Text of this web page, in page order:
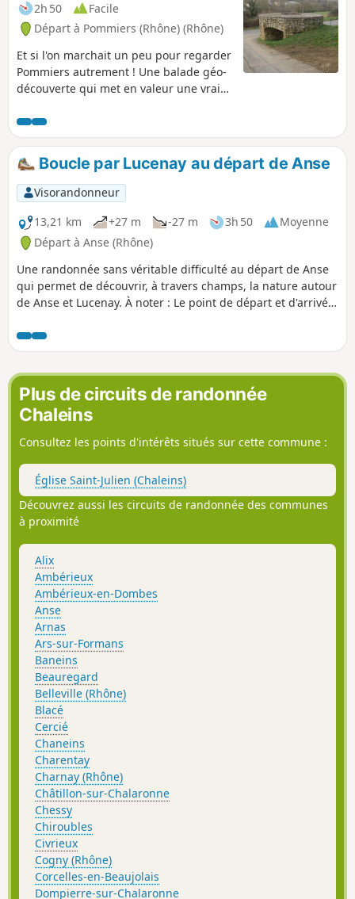
2h 50
Facile
Départ à Pommiers (Rhône) (Rhône)
Et si l'on marchait un peu pour regarder
Pommiers autrement ! Une balade géo-
découverte qui met en valeur une vraie
autour de Pommiers. Ce circuit qui a fait
l'objet d'un géo-événement en 2021
mérite vraiment un détour.
Boucle par Lucenay au départ de Anse
Visorandonneur
13,21 km
+27 m -27 m 3h 50
Moyenne
Départ à Anse (Rhône)
Une randonnée sans véritable difficulté au départ de Anse
qui permet de découvrir, à travers champs, la nature autour
de Anse et Lucenay. À noter : Le point de départ et d'arrivée
permet de rejoindre cette commune en train. Sinon, en
voiture, le parking est gratuit. Problème de passage bloqué
en (7), voir les avis
Plus de circuits de randonnée
Chaleins
Consultez les points d'intérêts situés sur cette commune :
Église Saint-Julien (Chaleins)
Découvrez aussi les circuits de randonnée des communes
à proximité
Alix
Ambérieux
Ambérieux-en-Dombes
Anse
Arnas
Ars-sur-Formans
Baneins
Beauregard
Belleville (Rhône)
Blacé
Cercié
Chaneins
Charentay
Charnay (Rhône)
Châtillon-sur-Chalaronne
Chessy
Chiroubles
Civrieux
Cogny (Rhône)
Corcelles-en-Beaujolais
Dompierre-sur-Chalaronne